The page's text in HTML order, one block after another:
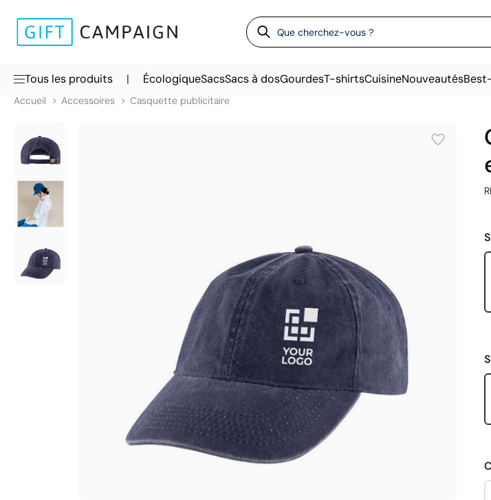
Tous les produits | ÉcologiqueSacsSacs à dosGourdesT-shirtsCuisineNouveautés
Accueil Accessoires Casquette publicitaire